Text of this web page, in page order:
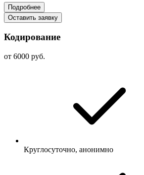
Подробнее
Оставить заявку
Кодирование
от 6000 руб.
Круглосуточно, анонимно